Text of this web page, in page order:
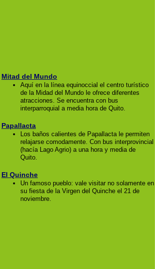
Mitad del Mundo
Aquí en la línea equinoccial el centro turístico
de la Midad del Mundo le ofrece diferentes
atracciones. Se encuentra con bus
interparroquial a media hora de Quito.
Papallacta
Los baños calientes de Papallacta le permiten
relajarse comodamente. Con bus interprovincial
(hacía Lago Agrio) a una hora y media de
Quito.
El Quinche
Un famoso pueblo: vale visitar no solamente en
su fiesta de la Virgen del Quinche el 21 de
noviembre.